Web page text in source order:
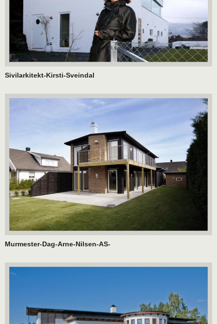
Sivilarkitekt-Kirsti-Sveindal
Murmester-Dag-Arne-Nilsen-AS-